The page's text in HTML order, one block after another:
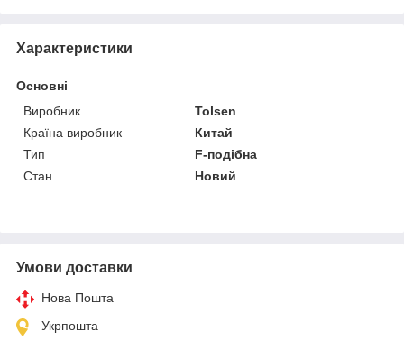
Характеристики
Основні
Виробник
Tolsen
Країна виробник
Китай
Тип
F-подібна
Стан
Новий
Умови доставки
Нова Пошта
Укрпошта